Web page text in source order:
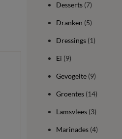
Desserts(7)
Dranken (5)
Dressings(1)
Ei (9)
Gevogelte(9)
Groentes(14)
Lamsvlees(3)
Marinades(4)